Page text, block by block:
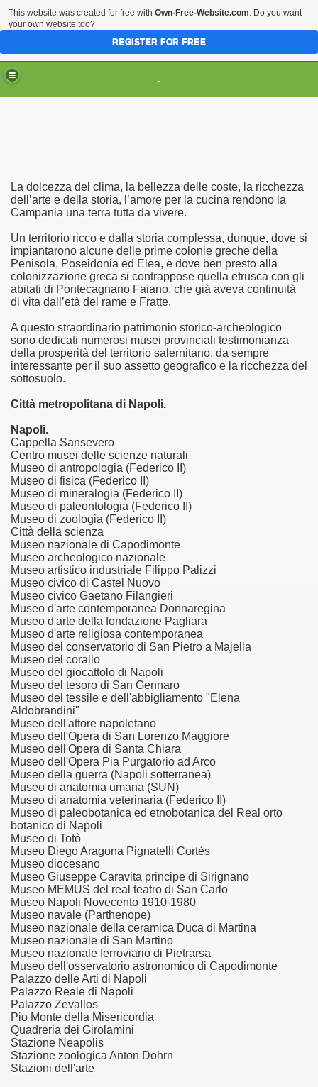
HOME
CIVILTA'
EVENTI & MANIFESTAZIONI
.
La dolcezza del clima, la bellezza delle coste, la ricchezza
dell’arte e della storia, l’amore per la cucina rendono la
Campania una terra tutta da vivere.
Un territorio ricco e dalla storia complessa, dunque, dove si
impiantarono alcune delle prime colonie greche della
Penisola, Poseidonia ed Elea, e dove ben presto alla
colonizzazione greca si contrappose quella etrusca con gli
abitati di Pontecagnano Faiano, che già aveva continuità
di vita dall’età del rame e Fratte.
A questo straordinario patrimonio storico-archeologico
sono dedicati numerosi musei provinciali testimonianza
della prosperità del territorio salernitano, da sempre
interessante per il suo assetto geografico e la ricchezza del
sottosuolo.
Città metropolitana di Napoli.
Napoli.
Cappella Sansevero
Centro musei delle scienze naturali
Museo di antropologia (Federico II)
Museo di fisica (Federico II)
Museo di mineralogia (Federico II)
Museo di paleontologia (Federico II)
Museo di zoologia (Federico II)
Città della scienza
Museo nazionale di Capodimonte
Museo archeologico nazionale
Museo artistico industriale Filippo Palizzi
Museo civico di Castel Nuovo
Museo civico Gaetano Filangieri
Museo d'arte contemporanea Donnaregina
Museo d'arte della fondazione Pagliara
Museo d'arte religiosa contemporanea
Museo del conservatorio di San Pietro a Majella
Museo del corallo
Museo del giocattolo di Napoli
Museo del tesoro di San Gennaro
Museo del tessile e dell'abbigliamento "Elena
Aldobrandini"
Museo dell'attore napoletano
Museo dell'Opera di San Lorenzo Maggiore
Museo dell'Opera di Santa Chiara
Museo dell'Opera Pia Purgatorio ad Arco
Museo della guerra (Napoli sotterranea)
Museo di anatomia umana (SUN)
Museo di anatomia veterinaria (Federico II)
Museo di paleobotanica ed etnobotanica del Real orto
botanico di Napoli
Museo di Totò
Museo Diego Aragona Pignatelli Cortés
Museo diocesano
Museo Giuseppe Caravita principe di Sirignano
Museo MEMUS del real teatro di San Carlo
Museo Napoli Novecento 1910-1980
Museo navale (Parthenope)
Museo nazionale della ceramica Duca di Martina
Museo nazionale di San Martino
Museo nazionale ferroviario di Pietrarsa
Museo dell'osservatorio astronomico di Capodimonte
Palazzo delle Arti di Napoli
Palazzo Reale di Napoli
Palazzo Zevallos
Pio Monte della Misericordia
Quadreria dei Girolamini
Stazione Neapolis
Stazione zoologica Anton Dohrn
Stazioni dell'arte
del mese di Giugno 2013.
del mese di Luglio 2013.
l’evoluzione storica della telefonia.
nell'etere".
mese di Gennaio 2014.
This website was created for free with Own-Free-Website.com. Do you want
your own website too?
REGISTER FOR FREE